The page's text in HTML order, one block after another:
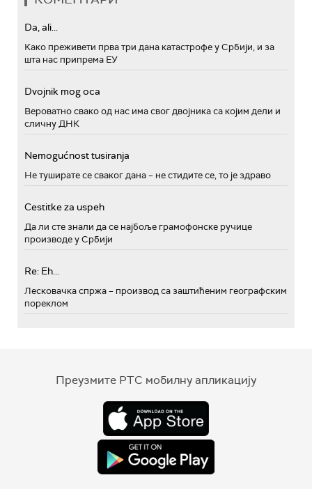
Da, ali...
Како преживети прва три дана катастрофе у Србији, и за
шта нас припрема ЕУ
Dvojnik mog oca
Вероватно свако од нас има свог двојника са којим дели и
сличну ДНК
Nemogućnost tusiranja
Не туширате се сваког дана – не стидите се, то је здраво
Cestitke za uspeh
Да ли сте знали да се најбоље грамофонске ручице
производе у Србији
Re: Eh...
Лесковачка спржа – производ са заштићеним географским
пореклом
Преузмите РТС мобилну апликацију